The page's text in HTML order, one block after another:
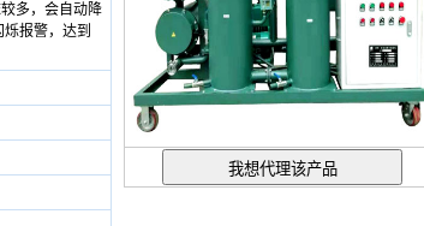
多，会自动降
报警，达到